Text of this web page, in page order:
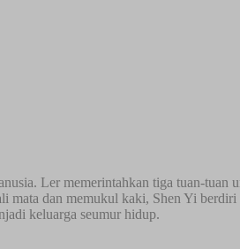
Ler memerintahkan tiga tuan-
mata dan memukul kaki, Shen Yi
keluarga seumur hidup.